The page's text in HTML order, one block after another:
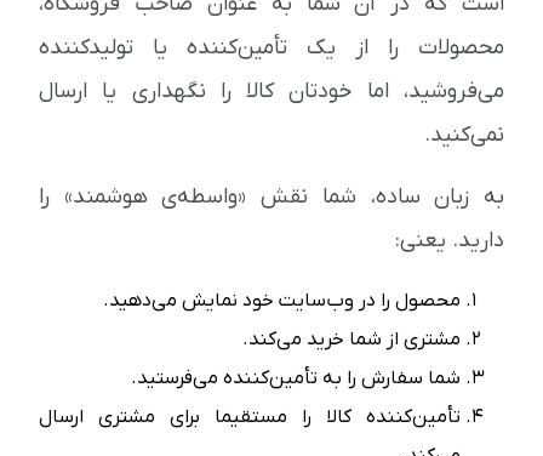
محصولات را از یک تأمین‌کننده یا تولیدکننده
می‌فروشید، اما خودتان کالا را نگهداری یا ارسال
نمی‌کنید.
به زبان ساده، شما نقش «واسطه‌ی هوشمند» را
دارید. یعنی:
محصول را در وب‌سایت خود نمایش می‌دهید.
مشتری از شما خرید می‌کند.
شما سفارش را به تأمین‌کننده می‌فرستید.
تأمین‌کننده کالا را مستقیما برای مشتری ارسال